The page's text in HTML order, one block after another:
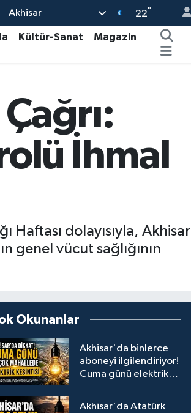
Akhisar 22°
Kültür-Sanat
Magazin
İhmal
Haftası dolayısıyla, Akhisar
genel vücut sağlığının
Okunanlar
Akhisar'da binlerce
aboneyi ilgilendiriyor!
Cuma günü elektrik
Akhisar'da Atatürk